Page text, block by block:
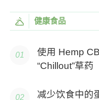
健康食品
使用 Hemp
“Chillout”草药
减少饮食中的